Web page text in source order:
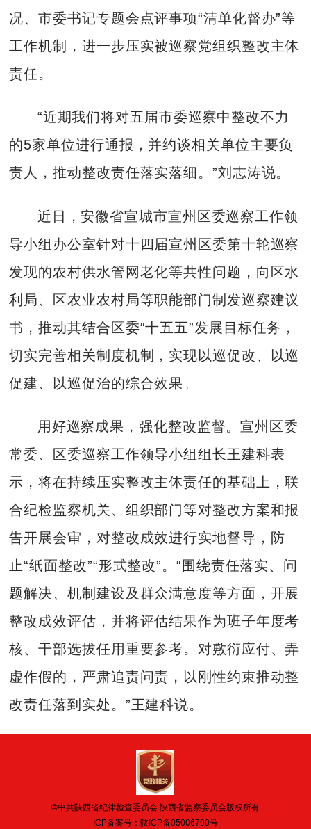
况、市委书记专题会点评事项“清单化督办”等
工作机制，进一步压实被巡察党组织整改主体
责任。
“近期我们将对五届市委巡察中整改不力
的5家单位进行通报，并约谈相关单位主要负
责人，推动整改责任落实落细。”刘志涛说。
近日，安徽省宣城市宣州区委巡察工作领
导小组办公室针对十四届宣州区委第十轮巡察
发现的农村供水管网老化等共性问题，向区水
利局、区农业农村局等职能部门制发巡察建议
书，推动其结合区委“十五五”发展目标任务，
切实完善相关制度机制，实现以巡促改、以巡
促建、以巡促治的综合效果。
用好巡察成果，强化整改监督。宣州区委
常委、区委巡察工作领导小组组长王建科表
示，将在持续压实整改主体责任的基础上，联
合纪检监察机关、组织部门等对整改方案和报
告开展会审，对整改成效进行实地督导，防
止“纸面整改”“形式整改”。“围绕责任落实、问
题解决、机制建设及群众满意度等方面，开展
整改成效评估，并将评估结果作为班子年度考
核、干部选拔任用重要参考。对敷衍应付、弄
虚作假的，严肃追责问责，以刚性约束推动整
改责任落到实处。”王建科说。
©中共陕西省纪律检查委员会 陕西省监察委员会版权所有
ICP备案号： 陕ICP备05006790号